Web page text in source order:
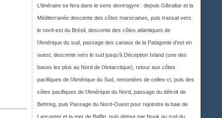
L’itinéraire se fera dans le sens dextrogyre : depuis Gibraltar et la
Méditerranée descente des côtes marocaines, puis transat vers
le nord-est du Brésil, descente des côtes atlantiques de
l’Amérique du sud, passage des canaux de la Patagonie d’est en
ouest, descente vers le sud jusqu’à Déception Island (une des
bases les plus au Nord de l’Antarctique), retour aux côtes
pacifiques de l’Amérique du Sud, remontées de celles-ci, puis des
côtes pacifiques de l’Amérique du Nord, passage du détroit de
Behring, puis Passage du Nord-Ouest pour rejoindre la baie de
Lancaster et la mer de Baffin, puis détour par Nuuk au sud du